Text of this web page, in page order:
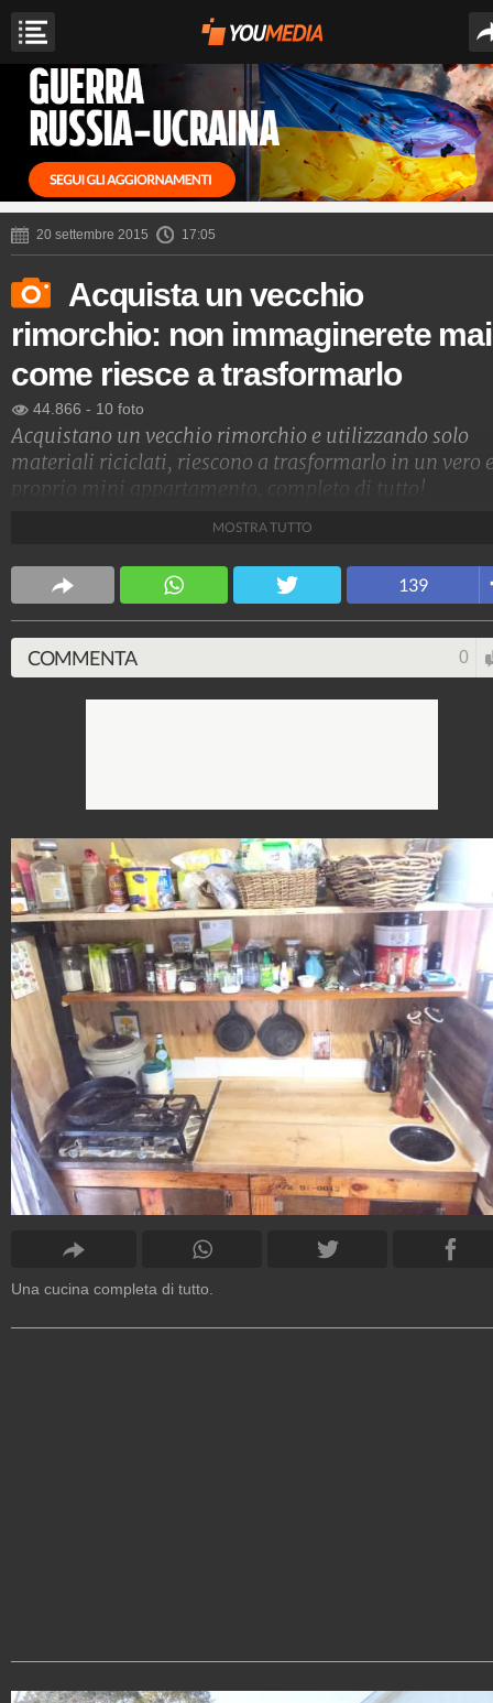
20 settembre 2015 17:05
Acquista un vecchio
rimorchio: non immaginerete mai
come riesce a trasformarlo
44.866 - 10 foto
Acquistano un vecchio rimorchio e utilizzando solo
materiali riciclati, riescono a trasformarlo in un vero
proprio mini appartamento, completo di tutto!
MOSTRA TUTTO
139
COMMENTA 0
Una cucina completa di tutto.